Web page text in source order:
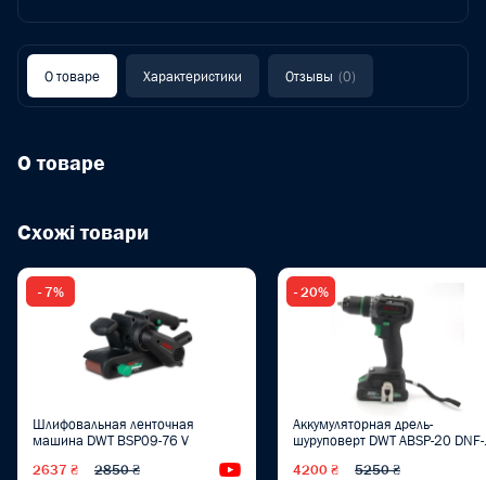
О товаре Характеристики Отзывы (0)
О товаре
Схожі товари
- 7%
Шлифовальная ленточная
машина DWT BSP09-76 V
2637 ₴ 2850 ₴ Видеообзор
- 20%
Аккумуляторная дрель-
шуруповерт DWT ABSP-20
4200 ₴ 5250 ₴